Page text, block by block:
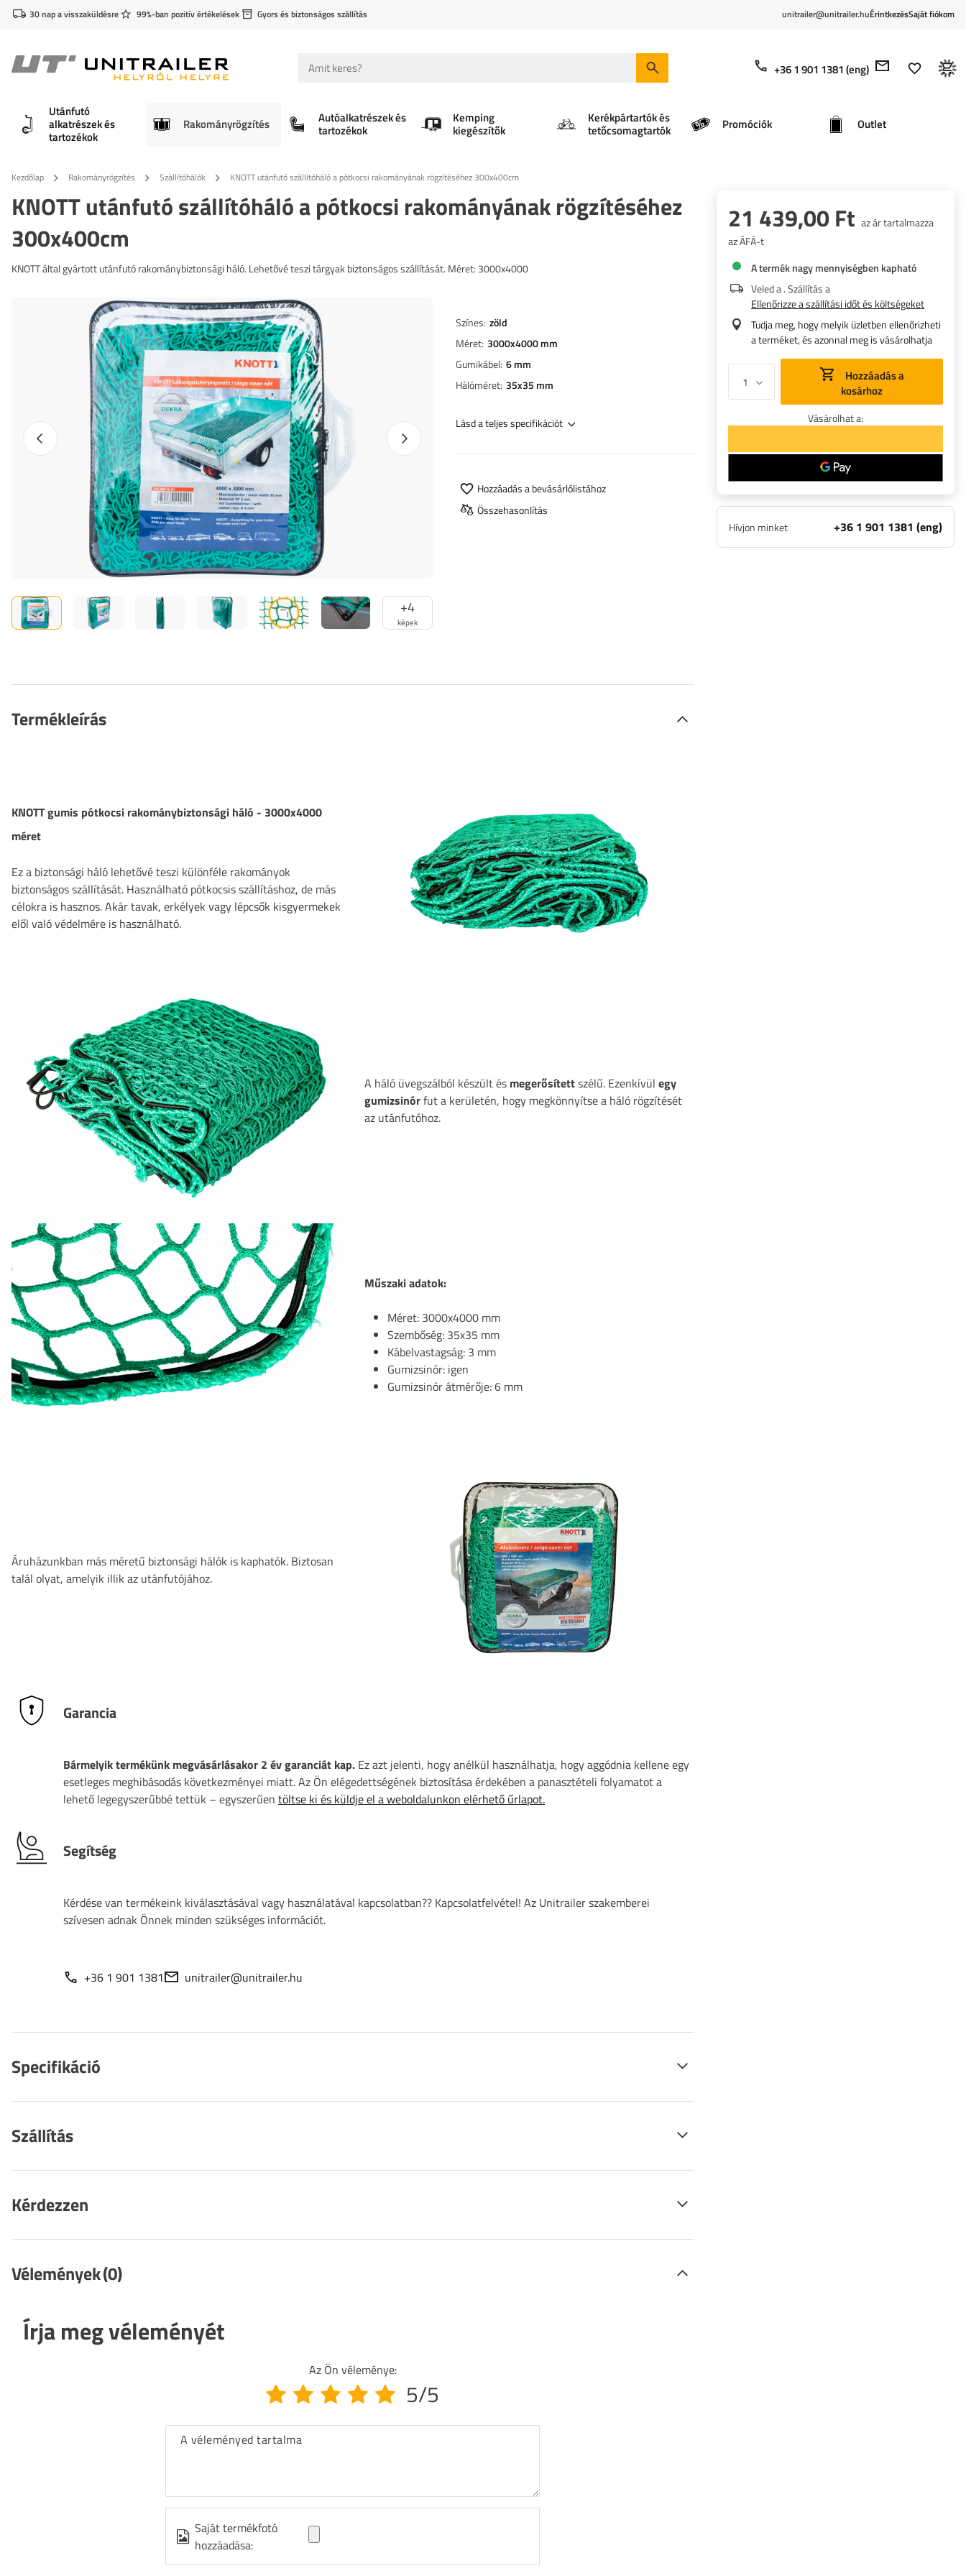
30 nap a visszaküldésre 99%-ban pozitív értékelések Gyors és biztonságos szállítás unitrailer@unitrailer.huÉrintkezésSaját fiókom
+36 1 901 1381 (eng)
Utánfutó
alkatrészek és
tartozékok
Rakományrögzítés Autóalkatrészek és
tartozékok
Kemping
kiegészítők
Kerékpártartók és
tetőcsomagtartók Promóciók Outlet
Kezdőlap Rakományrögzítés Szállítóhálók KNOTT utánfutó szállítóháló a pótkocsi rakományának rögzítéséhez 300x400cm
KNOTT utánfutó szállítóháló a pótkocsi rakományának rögzítéséhez
300x400cm
KNOTT által gyártott utánfutó rakománybiztonsági háló. Lehetővé teszi tárgyak biztonságos szállítását. Méret: 3000x4000
+4
képek
Előző fotó Következő fotó
Színes zöld
Méret 3000x4000 mm
Gumikábel 6 mm
Hálóméret 35x35 mm
Lásd a teljes specifikációt
Hozzáadás a bevásárlólistához
Összehasonlítás
21 439,00 Ft az ár tartalmazza
az ÁFÁ-t
A termék nagy mennyiségben kapható
Veled a. Szállítás a
Ellenőrizze a szállítási időt és költségeket
Tudja meg, hogy melyik üzletben ellenőrizheti
a terméket, és azonnal meg is vásárolhatja
kosárhoz
Vásárolhat a:
Hívjon minket +36 1 901 1381 (eng)
Termékleírás
KNOTT gumis pótkocsi rakománybiztonsági háló - 3000x4000
méret
Ez a biztonsági háló lehetővé teszi különféle rakományok
biztonságos szállítását. Használható pótkocsis szállításhoz, de más
célokra is hasznos. Akár tavak, erkélyek vagy lépcsők kisgyermekek
elől való védelmére is használható.
A háló üvegszálból készült és megerősítettszélű. Ezenkívül egy
gumizsinórfut a kerületén, hogy megkönnyítse a háló rögzítését
az utánfutóhoz.
Műszaki adatok:
Méret: 3000x4000 mm
Szembőség: 35x35 mm
Kábelvastagság: 3 mm
Gumizsinór: igen
Gumizsinór átmérője: 6 mm
Áruházunkban más méretű biztonsági hálók is kaphatók. Biztosan
talál olyat, amelyik illik az utánfutójához.
Garancia
Bármelyik termékünk megvásárlásakor 2 év garanciát kap. Ez azt jelenti, hogy anélkül használhatja, hogy aggódnia kellene egy
esetleges meghibásodás következményei miatt. Az Ön elégedettségének biztosítása érdekében a panasztételi folyamatot a
lehető legegyszerűbbé tettük – egyszerűen töltse ki és küldje el a weboldalunkon elérhető űrlapot.
Segítség
Kérdése van termékeink kiválasztásával vagy használatával kapcsolatban?? Kapcsolatfelvétel! Az Unitrailer szakemberei
szívesen adnak Önnek minden szükséges információt.
+36 1 901 1381 unitrailer@unitrailer.hu
Specifikáció
Szállítás
Kérdezzen
Vélemények(0)
Írja meg véleményét
Az Ön véleménye:
5/5
A véleményed tartalma
Saját termékfotó
hozzáadása: